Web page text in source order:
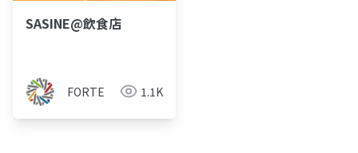
SASINE@飲食店
FORTE 1.1K